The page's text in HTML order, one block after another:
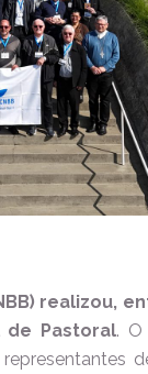
realizou,
de Pastoral. O